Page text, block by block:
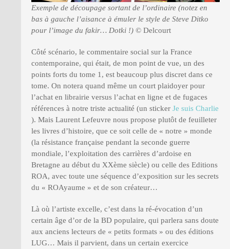
Exemple de découpage sortant de l’ordinaire (notez en
bas à gauche l’aisance à émuler le style de Steve Ditko
pour l’image du fakir… Dotki !) © Delcourt
Côté scénario, le commentaire social sur la France
contemporaine, qui était, de mon point de vue, un des
points forts du tome 1, est beaucoup plus discret dans ce
tome. On notera quand même un court plaidoyer pour
l’achat en librairie versus l’achat en ligne et de fugaces
références à notre triste actualité (un sticker Je suis Charlie
). Mais Laurent Lefeuvre nous propose plutôt de feuilleter
les livres d’histoire, que ce soit celle de « notre » monde
(la résistance française pendant la seconde guerre
mondiale, l’exploitation des carrières d’ardoise en
Bretagne au début du XXème siècle) ou celle des Editions
ROA, avec toute une séquence d’exposition sur les secrets
du « ROAyaume » et de son créateur…
Là où l’artiste excelle, c’est dans la ré-évocation d’un
certain âge d’or de la BD populaire, qui parlera sans doute
aux anciens lecteurs de « petits formats » ou des éditions
LUG… Mais il parvient, dans un certain exercice